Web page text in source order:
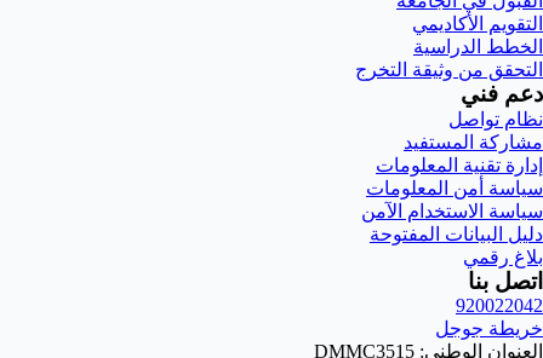
التقويم الأكاديمي
الخطط الدراسية
التحقق من وثيقة التخرج
دعم فني
نظام تواصل
مشاركة المستفيد
إدارة تقنية المعلومات
سياسة أمن المعلومات
سياسة الاستخدام الآمن
دليل البيانات المفتوحة
بلاغ رقمي
اتصل بنا
920022042
خريطة جوجل
العنوان الوطني: DMMC3515